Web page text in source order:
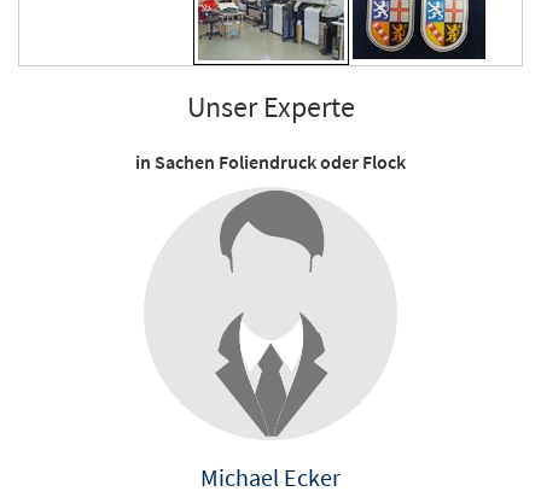
Unser Experte
in Sachen Foliendruck oder Flock
Michael Ecker